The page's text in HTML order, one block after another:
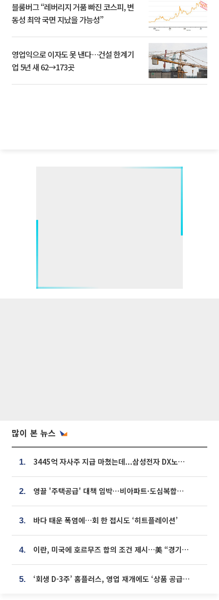
블룸버그 “레버리지 거품 빠진 코스피, 변
동성 최악 국면 지났을 가능성”
영업익으로 이자도 못 낸다…건설 한계기
업 5년 새 62→173곳
많이 본 뉴스
1. 3445억 자사주 지급 마쳤는데...삼성전자 DX노조, 뒤늦은 '떼쓰기 집회'
2. 영끌 '주택공급' 대책 임박⋯비아파트·도심복합까지 총동원
3. 바다 태운 폭염에…회 한 접시도 ‘히트플레이션’
4. 이란, 미국에 호르무즈 합의 조건 제시…美 “경기 아직 안 끝나” [종합]
5. ‘회생 D-3주’ 홈플러스, 영업 재개에도 ‘상품 공급망’ 복구가 생존 관건